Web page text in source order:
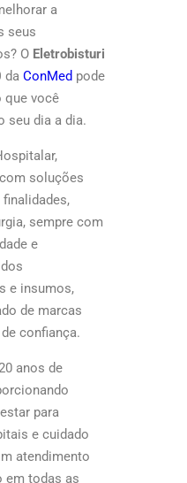
a
seus
O Eletrobisturi
da ConMed pode
que você
seu dia a dia.
soluções
finalidades,
sempre com
e
e insumos,
de marcas
confiança.
anos de
para
e cuidado
atendimento
em todas as